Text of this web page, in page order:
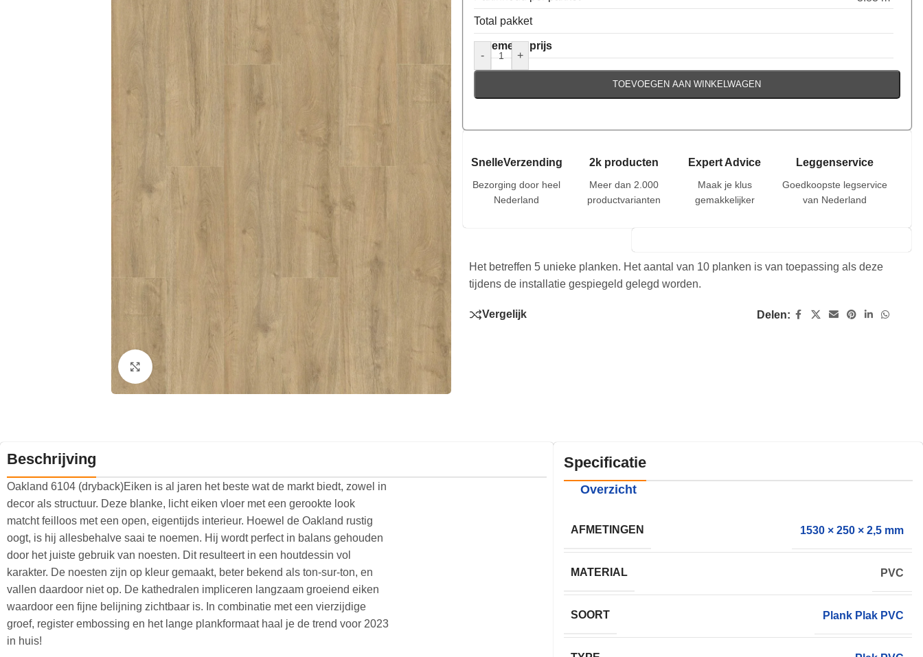
Total pakket
Algemene prijs
-
+
TOEVOEGEN AAN WINKELWAGEN
SnelleVerzending
Bezorging door heel
Nederland
2k producten
Meer dan 2.000
productvarianten
Expert Advice
Maak je klus
gemakkelijker
Leggenservice
Goedkoopste legservice
van Nederland
Het betreffen 5 unieke planken. Het aantal van 10 planken is van toepassing als deze
tijdens de installatie gespiegeld gelegd worden.
Vergelijk Delen:
Beschrijving
Oakland 6104 (dryback)Eiken is al jaren het beste wat de markt biedt, zowel in
decor als structuur. Deze blanke, licht eiken vloer met een gerookte look
matcht feilloos met een open, eigentijds interieur. Hoewel de Oakland rustig
oogt, is hij allesbehalve saai te noemen. Hij wordt perfect in balans gehouden
door het juiste gebruik van noesten. Dit resulteert in een houtdessin vol
karakter. De noesten zijn op kleur gemaakt, beter bekend als ton-sur-ton, en
vallen daardoor niet op. De kathedralen impliceren langzaam groeiend eiken
waardoor een fijne belijning zichtbaar is. In combinatie met een vierzijdige
groef, register embossing en het lange plankformaat haal je de trend voor 2023
in huis!
Specificatie
Overzicht
AFMETINGEN 1530 × 250 × 2,5 mm
MATERIAL PVC
SOORT Plank Plak PVC